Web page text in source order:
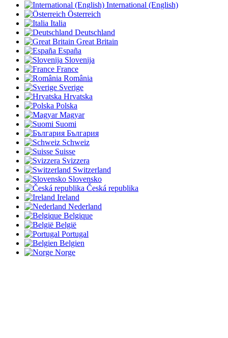
International (English)
Österreich
Italia
Deutschland
Great Britain
España
Slovenija
France
România
Sverige
Hrvatska
Polska
Magyar
Suomi
България
Schweiz
Suisse
Svizzera
Switzerland
Slovensko
Česká republika
Ireland
Nederland
Belgique
België
Portugal
Belgien
Norge